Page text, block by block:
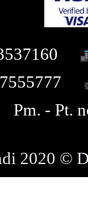
Pm. - Pt.
2020 ©